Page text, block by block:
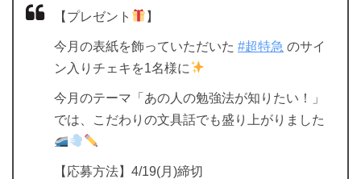
【プレゼント 】
今月の表紙を飾っていただいた #超特急 のサイ
ン入りチェキを1名様に
今月のテーマ「あの人の勉強法が知りたい！」
では、こだわりの文具話でも盛り上がりました
【応募方法】4/19(月)締切